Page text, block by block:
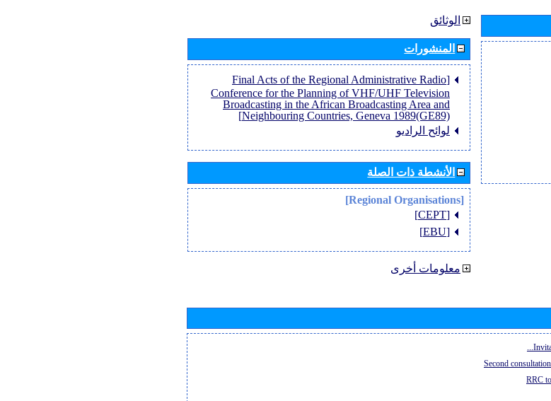
الوثائق
المنشورات
[Final Acts of the Regional Administrative Radio
Conference for the Planning of VHF/UHF Television
Broadcasting in the African Broadcasting Area and
Neighbouring Countries, Geneva 1989(GE89)]
لوائح الراديو
الأنشطة ذات الصلة
[Regional Organisations]
[CEPT]
[EBU]
معلومات أخرى
Second
RRC